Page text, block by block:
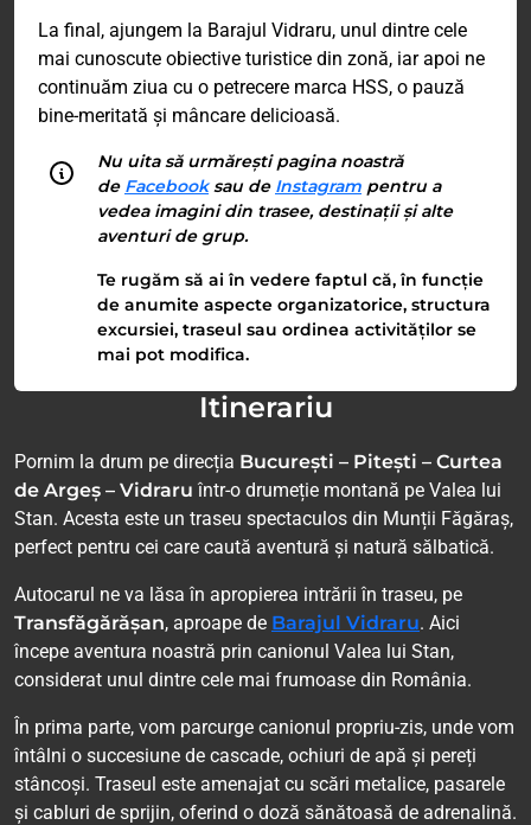
La final, ajungem la Barajul Vidraru, unul dintre cele
mai cunoscute obiective turistice din zonă, iar apoi ne
continuăm ziua cu o petrecere marca HSS, o pauză
bine-meritată și mâncare delicioasă.
Nu uita să urmărești pagina noastră
de Facebooksau de Instagram pentru a
vedea imagini din trasee, destinații și alte
aventuri de grup.
Te rugăm să ai în vedere faptul că, în funcție
de anumite aspecte organizatorice, structura
excursiei, traseul sau ordinea activităților se
mai pot modifica.
Itinerariu
Pornim la drum pe direcția București – Pitești – Curtea
de Argeș – Vidraru într-o drumeție montană pe Valea lui
Stan. Acesta este un traseu spectaculos din Munții Făgăraș,
perfect pentru cei care caută aventură și natură sălbatică.
Autocarul ne va lăsa în apropierea intrării în traseu, pe
Transfăgărășan, aproape de Barajul Vidraru. Aici
începe aventura noastră prin canionul Valea lui Stan,
considerat unul dintre cele mai frumoase din România.
În prima parte, vom parcurge canionul propriu-zis, unde vom
întâlni o succesiune de cascade, ochiuri de apă și pereți
stâncoși. Traseul este amenajat cu scări metalice, pasarele
și cabluri de sprijin, oferind o doză sănătoasă de adrenalină.